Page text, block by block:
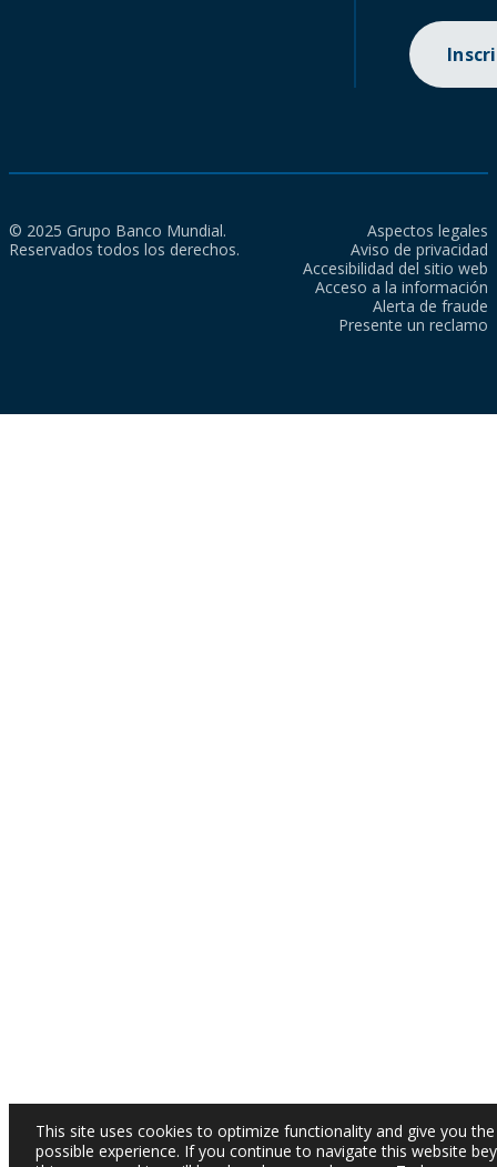
© 2025 Grupo Banco Mundial.
Reservados todos los derechos.
Aspectos legales
Aviso de privacidad
Accesibilidad del sitio web
Acceso a la información
Alerta de fraude
Presente un reclamo
This site uses cookies to optimize functionality and give you
possible experience. If you continue to navigate this website